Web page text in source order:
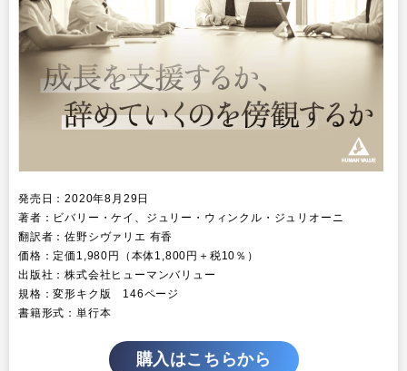
発売日：2020年8月29日
著者：ビバリー・ケイ、ジュリー・ウィンクル・ジュリオーニ
翻訳者：佐野シヴァリエ 有香
価格：定価1,980円（本体1,800円＋税10％）
出版社：株式会社ヒューマンバリュー
規格：変形キク版 146ページ
書籍形式：単行本
購入はこちらから